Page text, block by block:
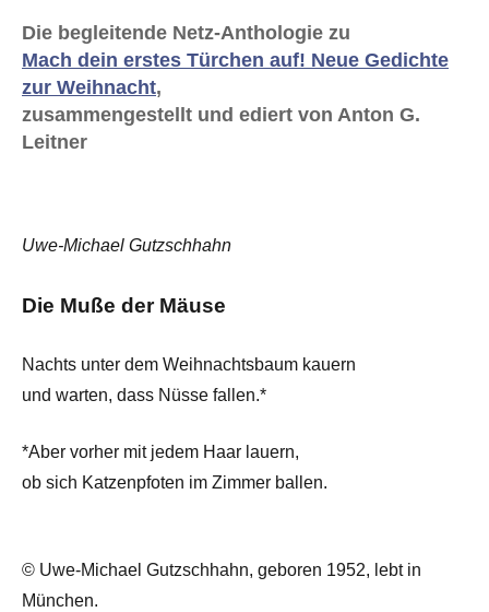
Die begleitende Netz-Anthologie zu
Mach dein erstes Türchen auf! Neue Gedichte
zur Weihnacht,
zusammengestellt und ediert von Anton G.
Leitner
Uwe-Michael Gutzschhahn
Die Muße der Mäuse
Nachts unter dem Weihnachtsbaum kauern
und warten, dass Nüsse fallen.*
*Aber vorher mit jedem Haar lauern,
ob sich Katzenpfoten im Zimmer ballen.
© Uwe-Michael Gutzschhahn, geboren 1952, lebt in
München.